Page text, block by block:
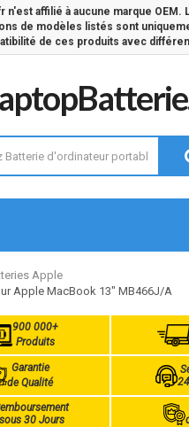
n'est affilié à aucune marque OEM.
de modèles listés sont
de ces produits avec
Apple
Apple MacBook 13" MB466J/A
900 000+
Produits
Garantie
de Qualité
sous 30 Jours